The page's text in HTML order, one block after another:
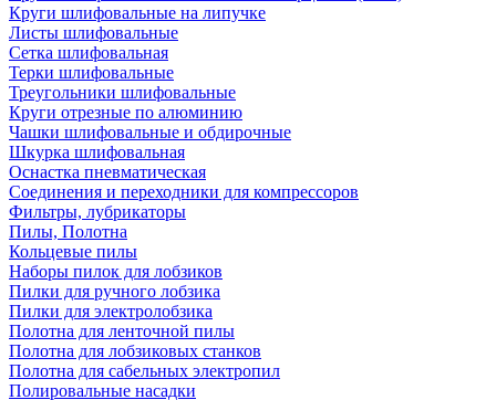
Круги шлифовальные на липучке
Листы шлифовальные
Сетка шлифовальная
Терки шлифовальные
Треугольники шлифовальные
Круги отрезные по алюминию
Чашки шлифовальные и обдирочные
Шкурка шлифовальная
Оснастка пневматическая
Соединения и переходники для компрессоров
Фильтры, лубрикаторы
Пилы, Полотна
Кольцевые пилы
Наборы пилок для лобзиков
Пилки для ручного лобзика
Пилки для электролобзика
Полотна для ленточной пилы
Полотна для лобзиковых станков
Полотна для сабельных электропил
Полировальные насадки